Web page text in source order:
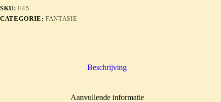
SKU:F45
CATEGORIE:FANTASIE
Beschrijving
Aanvullende informatie